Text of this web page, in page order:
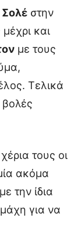
Σολέ στην
και
με τους
Τελικά
βολές
τους οι
ακόμα
την ίδια
για να